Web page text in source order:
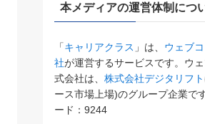
本メディアの運営体制につ
「キャリアクラス 」は、 ウェブ
社が運営するサービスです。ウ
式会社は、 株式会社デジタリフト
ース市場上場)のグループ企業で
ード：9244